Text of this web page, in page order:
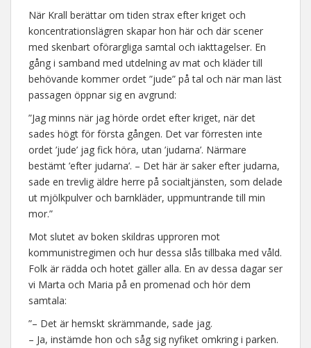
När Krall berättar om tiden strax efter kriget och
koncentrationslägren skapar hon här och där scener
med skenbart oförargliga samtal och iakttagelser. En
gång i samband med utdelning av mat och kläder till
behövande kommer ordet ”jude” på tal och när man läst
passagen öppnar sig en avgrund:
”Jag minns när jag hörde ordet efter kriget, när det
sades högt för första gången. Det var förresten inte
ordet ’jude’ jag fick höra, utan ’judarna’. Närmare
bestämt ’efter judarna’. – Det här är saker efter judarna,
sade en trevlig äldre herre på socialtjänsten, som delade
ut mjölkpulver och barnkläder, uppmuntrande till min
mor.”
Mot slutet av boken skildras upproren mot
kommunistregimen och hur dessa slås tillbaka med våld.
Folk är rädda och hotet gäller alla. En av dessa dagar ser
vi Marta och Maria på en promenad och hör dem
samtala:
”– Det är hemskt skrämmande, sade jag.
– Ja, instämde hon och såg sig nyfiket omkring i parken.